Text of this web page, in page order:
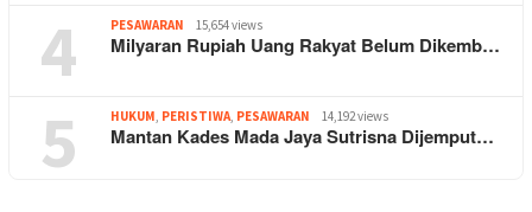
4 PESAWARAN 15,654 views
Milyaran Rupiah Uang Rakyat Belum Dikemb…
5 HUKUM, PERISTIWA, PESAWARAN 14,192 views
Mantan Kades Mada Jaya Sutrisna Dijemput…